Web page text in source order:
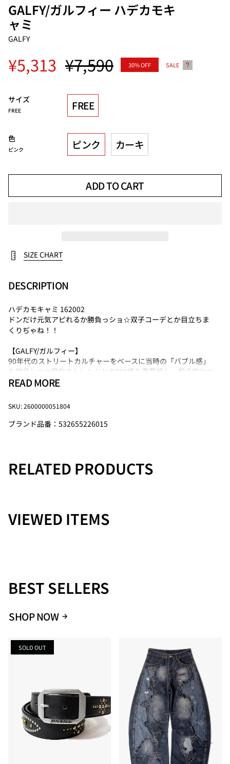
GALFY/ガルフィー ハデカモキ
ャミ
GALFY
¥5,313 Regular
¥7,590 30%OFF SALE
サイズ
FREE FREE
色
ピンク ピンク カーキ
ADD TO CART
SIZE CHART
DESCRIPTION
ハデカモキャミ 162002
ドンだけ元気アピれるか勝負っショ☆双子コーデとか目立ちま
くりぢゃね！！
【GALFY/ガルフィー】
90年代のストリートカルチャーをベースに当時の「バブル感」
を継承しつつ現在のトレンドとのMIX感を重要視し、都会的かつ
アクティブな提案を展開していく超話題の唯一無二の炎上ブラ
【注意事項】
・サイズ・仕様について商品は採寸方法や生産時期により若干
異なる場合があります。
・素材・お手入れについて素材の特性上、洗濯や使用により若
Size バスト
着丈
READ MORE
SKU: 2600000051804
ブランド品番：532655226015
RELATED PRODUCTS
VIEWED ITEMS
BEST SELLERS
SHOP NOW
SOLD OUT